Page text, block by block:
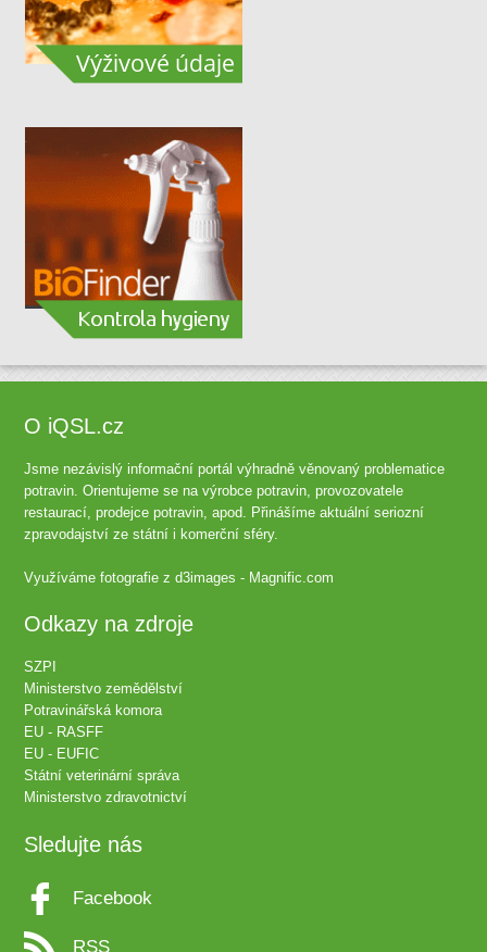
O iQSL.cz
Jsme nezávislý informační portál výhradně věnovaný problematice
potravin. Orientujeme se na výrobce potravin, provozovatele
restaurací, prodejce potravin, apod. Přinášíme aktuální seriozní
zpravodajství ze státní i komerční sféry.
Využíváme fotografie zd3images - Magnific.com
Odkazy na zdroje
SZPI
Ministerstvo zemědělství
Potravinářská komora
EU - RASFF
EU - EUFIC
Státní veterinární správa
Ministerstvo zdravotnictví
Sledujte nás
Facebook
RSS